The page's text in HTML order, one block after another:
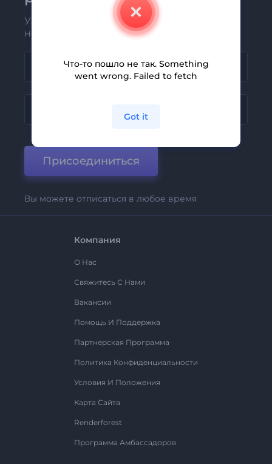
Узнавайте о последних новостях и
новых предложениях первыми
Присоединиться
Вы можете отписаться в любое время
Компания
О Нас
Свяжитесь С Нами
Вакансии
Помощь И Поддержка
Партнерская Программа
Политика Конфиденциальности
Условия И Положения
Карта Сайта
Renderforest
Программа Амбассадоров
Что-то пошло не так. Something
went wrong. Failed to fetch
Got it